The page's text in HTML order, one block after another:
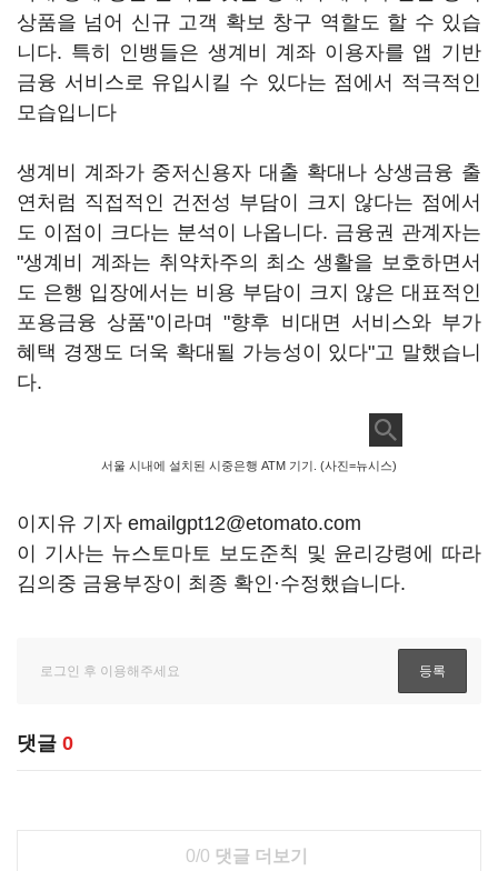
상품을 넘어 신규 고객 확보 창구 역할도 할 수 있습
니다. 특히 인뱅들은 생계비 계좌 이용자를 앱 기반
금융 서비스로 유입시킬 수 있다는 점에서 적극적인
모습입니다
생계비 계좌가 중저신용자 대출 확대나 상생금융 출
연처럼 직접적인 건전성 부담이 크지 않다는 점에서
도 이점이 크다는 분석이 나옵니다. 금융권 관계자는
"생계비 계좌는 취약차주의 최소 생활을 보호하면서
도 은행 입장에서는 비용 부담이 크지 않은 대표적인
포용금융 상품"이라며 "향후 비대면 서비스와 부가
혜택 경쟁도 더욱 확대될 가능성이 있다"고 말했습니
다.
서울 시내에 설치된 시중은행 ATM 기기. (사진=뉴시스)
이지유 기자 emailgpt12@etomato.com
이 기사는 뉴스토마토 보도준칙 및 윤리강령에 따라
김의중 금융부장이 최종 확인·수정했습니다.
댓글 0
0/0 댓글 더보기